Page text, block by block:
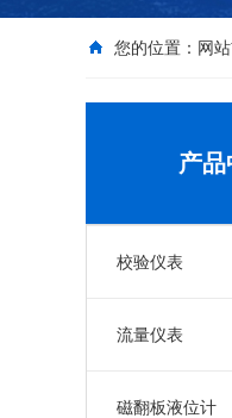
您的位置： 网
产品
校验仪表
流量仪表
磁翻板液位计